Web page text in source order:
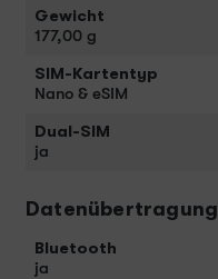
Gewicht
177,00 g
SIM-Kartentyp
Nano & eSIM
Dual-SIM
ja
Datenübertragung
Bluetooth
ja